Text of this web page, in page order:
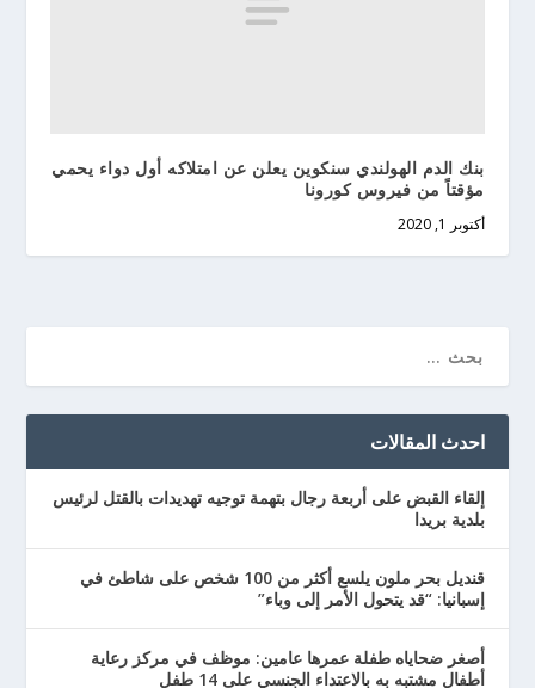
بنك الدم الهولندي سنكوين يعلن عن امتلاكه أول دواء يحمي
مؤقتاً من فيروس كورونا
أكتوبر 1, 2020
احدث المقالات
إلقاء القبض على أربعة رجال بتهمة توجيه تهديدات بالقتل لرئيس
بلدية بريدا
قنديل بحر ملون يلسع أكثر من 100 شخص على شاطئ في
إسبانيا: “قد يتحول الأمر إلى وباء”
أصغر ضحاياه طفلة عمرها عامين: موظف في مركز رعاية
أطفال مشتبه به بالاعتداء الجنسي على 14 طفل